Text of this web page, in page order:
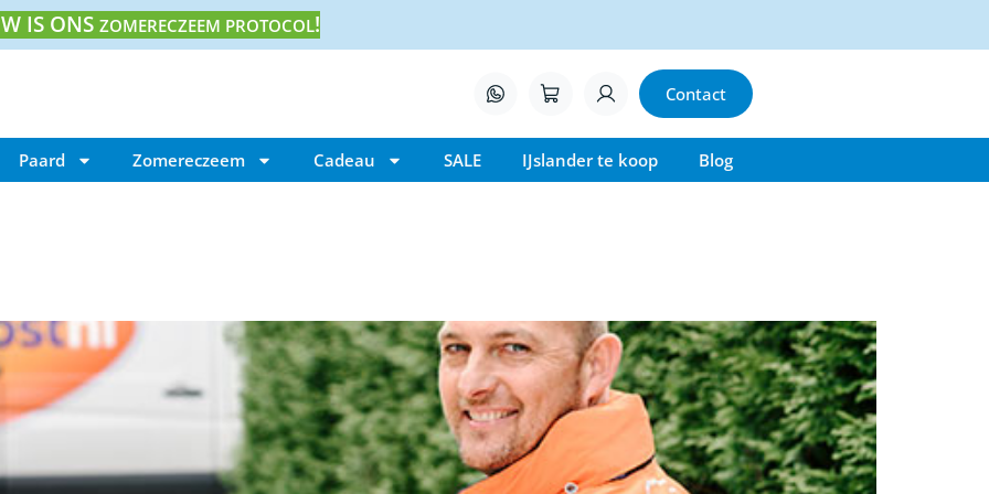
IS ONS ZOMERECZEEM PROTOCOL!
Contact
Paard Zomereczeem Cadeau SALE IJslander te koop Blog